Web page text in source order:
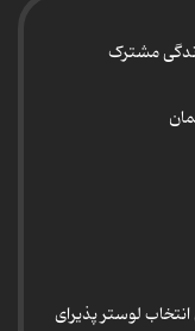
مشترک
لوستر پذیرای